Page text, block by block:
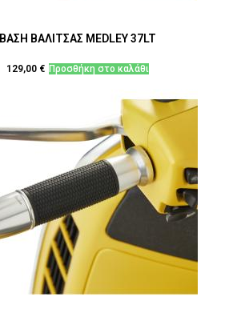
ΒΑΣΗ ΒΑΛΙΤΣΑΣ MEDLEY 37LT
129,00 € Προσθήκη στο καλάθι